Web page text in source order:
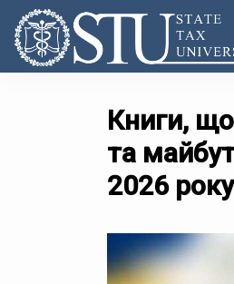
Книги,
та
2026 року